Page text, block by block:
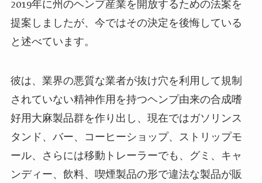
2019年に州のヘンプ産業を開放するための法案を
提案しましたが、今ではその決定を後悔している
と述べています。
彼は、業界の悪質な業者が抜け穴を利用して規制
されていない精神作用を持つヘンプ由来の合成嗜
好用大麻製品群を作り出し、現在ではガソリンス
タンド、バー、コーヒーショップ、ストリップモ
ール、さらには移動トレーラーでも、グミ、キャ
ンディー、飲料、喫煙製品の形で違法な製品が販